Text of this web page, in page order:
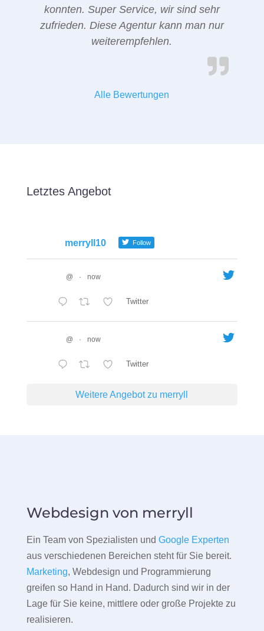
konnten. Super Service, wir sind sehr
zufrieden. Diese Agentur kann man nur
weiterempfehlen.
Alle Bewertungen
Letztes Angebot
merryll10 Follow
@ · now
Twitter
@ · now
Twitter
Weitere Angebot zu merryll
Webdesign von merryll
Ein Team von Spezialisten und Google Experten
aus verschiedenen Bereichen steht für Sie bereit.
Marketing, Webdesign und Programmierung
greifen so Hand in Hand. Dadurch sind wir in der
Lage für Sie keine, mittlere oder große Projekte zu
realisieren.